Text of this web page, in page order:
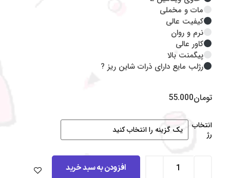
مات و مخملی
کیفیت عالی
نرم و روان
کاور عالی
پیگمنت بالا
رژلب مایع دارای ذرات شاین ریز ?
تومان55.000
انتخاب
رژ
افزودن به سبد خرید